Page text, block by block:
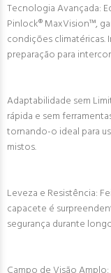
Tecnologia Avançada:
Pinlock® MaxVision™,
condições climatéricas.
preparação para
Adaptabilidade sem
rápida e sem
tornando-o ideal para
mistos.
Leveza e Resistência:
capacete é
segurança durante